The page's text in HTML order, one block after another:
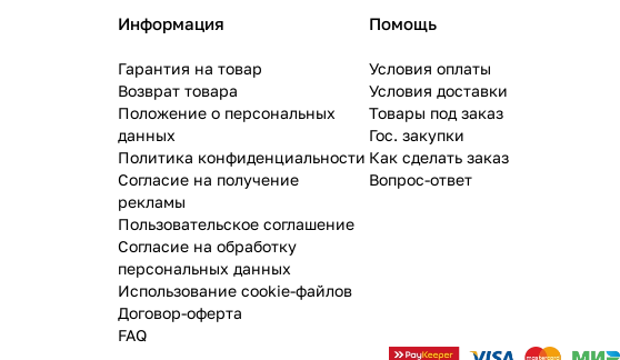
Информация
Гарантия на товар
Возврат товара
Положение о персональных
данных
Политика конфиденциальности
Согласие на получение
рекламы
Пользовательское соглашение
Согласие на обработку
персональных данных
Использование cookie-файлов
Договор-оферта
FAQ
Помощь
Условия оплаты
Условия доставки
Товары под заказ
Гос. закупки
Как сделать заказ
Вопрос-ответ